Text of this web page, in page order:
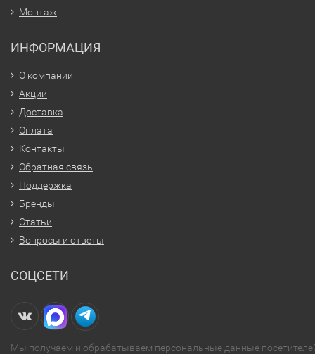
Монтаж
ИНФОРМАЦИЯ
О компании
Акции
Доставка
Оплата
Контакты
Обратная связь
Поддержка
Бренды
Статьи
Вопросы и ответы
СОЦСЕТИ
Мы получаем и обрабатываем персональные данные